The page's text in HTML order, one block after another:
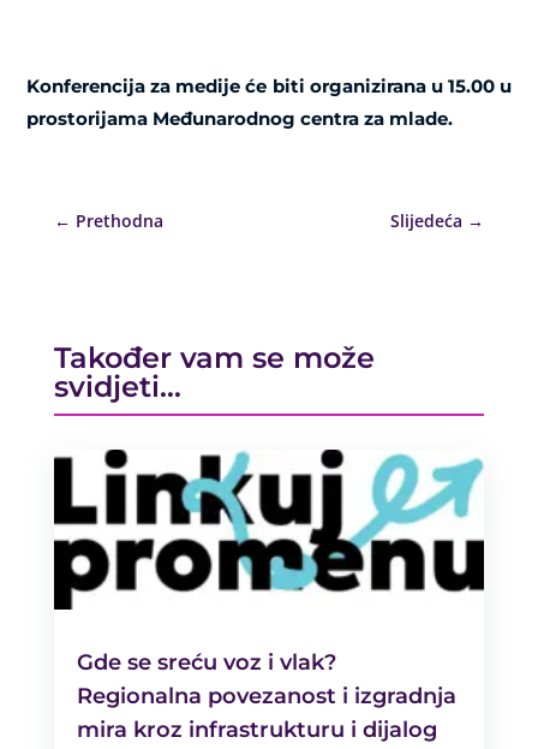
Konferencija za medije će biti organizirana u 15.00 u
prostorijama Međunarodnog centra za mlade.
← Prethodna Slijedeća →
Također vam se može
svidjeti…
Gde se sreću voz i vlak?
Regionalna povezanost i izgradnja
mira kroz infrastrukturu i dijalog